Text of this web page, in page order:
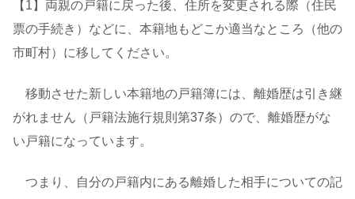
【1】両親の戸籍に戻った後、住所を変更される際（住民
票の手続き）などに、本籍地もどこか適当なところ（他の
市町村）に移してください。
移動させた新しい本籍地の戸籍簿には、離婚歴は引き継
がれません（戸籍法施行規則第37条）ので、離婚歴がな
い戸籍になっています。
つまり、自分の戸籍内にある離婚した相手についての記